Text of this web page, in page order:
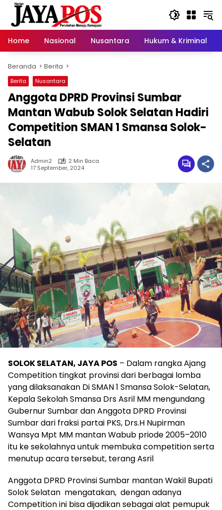
Langsung
konten
Home
Nasional Nusantara Hukum & Kriminal
Beranda Berita
Berita Nusantara
Anggota DPRD Provinsi Sumbar
Mantan Wabub Solok Selatan Hadiri
Competition SMAN 1 Smansa Solok-
Selatan
Admin2
2 Min Baca
17 September, 2024
SOLOK SELATAN, JAYA POS – Dalam rangka Ajang
Competition tingkat provinsi dari berbagai lomba
yang dilaksanakan Di SMAN 1 Smansa Solok-Selatan,
Kepala Sekolah Smansa Drs Asril MM mengundang
Gubernur Sumbar dan Anggota DPRD Provinsi
Sumbar dari fraksi partai PKS, Drs.H Nupirman
Wansya Mpt MM mantan Wabub priode 2005–2010
itu ke sekolahnya untuk membuka competition serta
menutup acara tersebut, terang Asril
Anggota DPRD Provinsi Sumbar mantan Wakil Bupati
Solok Selatan mengatakan, dengan adanya
Competition ini bisa dijadikan sebagai alat pemupuk